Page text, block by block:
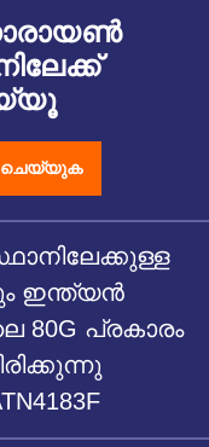
ചെയ്യുക
ഇന്ത്യൻ
80G പ്രകാരം